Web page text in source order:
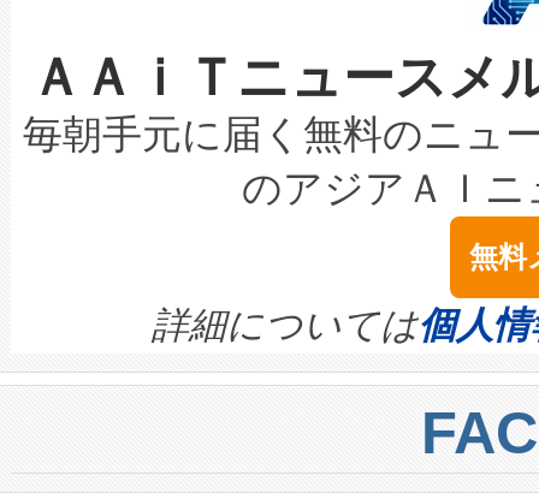
取得できる可能性もあります
設には、3億～4億ドルかか
最高経営責任者（CEO）であ
す。「当社のfully-connected
ームを利用すれば、6,000万
きます。この効率性は、フェ
限を超えて利用可能な電力容
持できるよう貢献します。こ
ービスレベル契約（SLA）違
テリー性能の劣化によるダウ
念は、現在データセンターが
ます。 Voltaiq provides a
quality and reliability for AI
BESS stack to ensure battery
centers. Voltaiqは、ai&のAI
からシステム統合、試運転、
なレーザースポットにより、
な環境下でも豊かなディテー
キロメートル範囲を検出
LiDAR for Inspections,
は1535 nmレーザーを搭載。
イズの小径化を実現すること
す。ノーマルモードでは、
ートル先まで検出でき、これ
トに対して約600メートルに
では、反射率10％のターゲッ
ＡＡｉＴニュース
毎朝手元に届く無料のニュ
のアジアＡＩ
無料
詳細については個人